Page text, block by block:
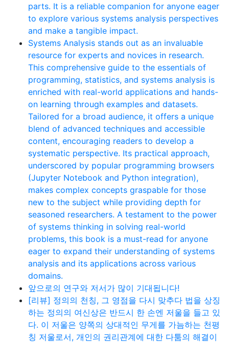
parts. It is a reliable companion for anyone eager
to explore various systems analysis perspectives
and make a tangible impact.
Systems Analysis stands out as an invaluable
resource for experts and novices in research.
This comprehensive guide to the essentials of
programming, statistics, and systems analysis is
enriched with real-world applications and hands-
on learning through examples and datasets.
Tailored for a broad audience, it offers a unique
blend of advanced techniques and accessible
content, encouraging readers to develop a
systematic perspective. Its practical approach,
underscored by popular programming browsers
(Jupyter Notebook and Python integration),
makes complex concepts graspable for those
new to the subject while providing depth for
seasoned researchers. A testament to the power
of systems thinking in solving real-world
problems, this book is a must-read for anyone
eager to expand their understanding of systems
analysis and its applications across various
domains.
앞으로의 연구와 저서가 많이 기대됩니다!
[리뷰] 정의의 천칭, 그 영점을 다시 맞추다 법을 상징
하는 정의의 여신상은 반드시 한 손엔 저울을 들고 있
다. 이 저울은 양쪽의 상대적인 무게를 가늠하는 천평
칭 저울로서, 개인의 권리관계에 대한 다툼의 해결이